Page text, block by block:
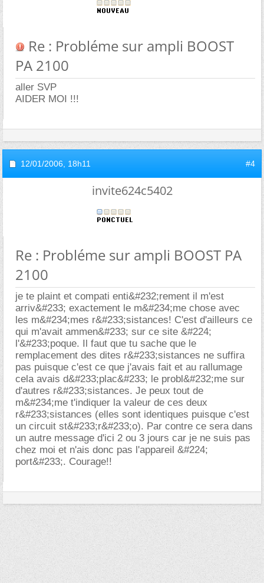
Re : Probléme sur ampli BOOST
PA 2100
aller SVP
AIDER MOI !!!
12/01/2006, 18h11 #4
invite624c5402
Re : Probléme sur ampli BOOST PA
2100
je te plaint et compati enti&#232;rement il m'est
arriv&#233; exactement le m&#234;me chose avec
les m&#234;mes r&#233;sistances! C'est d'ailleurs ce
qui m'avait ammen&#233; sur ce site &#224;
l'&#233;poque. Il faut que tu sache que le
remplacement des dites r&#233;sistances ne suffira
pas puisque c'est ce que j'avais fait et au rallumage
cela avais d&#233;plac&#233; le probl&#232;me sur
d'autres r&#233;sistances. Je peux tout de
m&#234;me t'indiquer la valeur de ces deux
r&#233;sistances (elles sont identiques puisque c'est
un circuit st&#233;r&#233;o). Par contre ce sera dans
un autre message d'ici 2 ou 3 jours car je ne suis pas
chez moi et n'ais donc pas l'appareil &#224;
port&#233;. Courage!!